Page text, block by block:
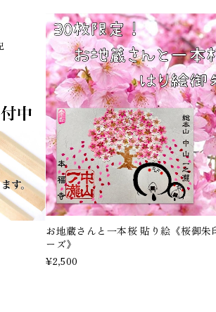
お地蔵さんと一本桜 貼り絵《桜御朱
ーズ》
¥2,500